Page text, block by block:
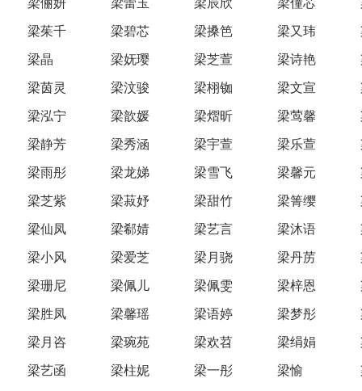
梁俪妍 梁蕾玉 梁辰欣 梁僮芯
梁茱千 梁碧芯 梁搡笆 梁又玮
梁晶 梁妩璎 梁芝萱 梁诗艳
梁茵灵 梁汶骏 梁栩铷 梁文宣
梁泓宁 梁歆媛 梁熠昕 梁莺馨
梁静芳 梁秀涵 梁宇萱 梁乐萱
梁雨彤 梁龙娣 梁雪飞 梁馨元
梁芝紫 梁菽妤 梁甜竹 梁箐缨
梁仙凤 梁郗婧 梁艺言 梁沐语
梁小风 梁爱芝 梁月骁 梁丹苈
梁珊尼 梁佩儿 梁佩雯 梁梓恩
梁胜凤 梁馨瑶 梁语婷 梁梦彤
梁月咨 梁琬苑 梁欢苕 梁绢娟
梁艺函 梁柱妮 梁一彤 梁愉